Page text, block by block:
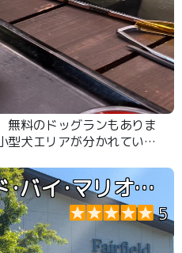
無料のドッグランもありま
型犬エリアが分かれている
。
フェアフィールド･バイ･マリオット･岐阜清流里山公園
5